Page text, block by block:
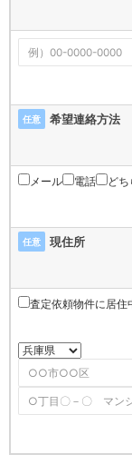
任意 希望連絡方法
メール 電話 ど
任意 現住所
査定依頼物件に居住